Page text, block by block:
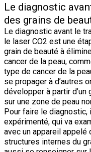
Le diagnostic
des grains de
Le diagnostic avant le
le laser CO2 est une
grain de beauté à
cancer de la peau,
type de cancer de la
se propager à d’autres
développer à partir
sur une zone de peau
Pour faire le diagnostic,
expérimenté, qui va
avec un appareil
structures internes du